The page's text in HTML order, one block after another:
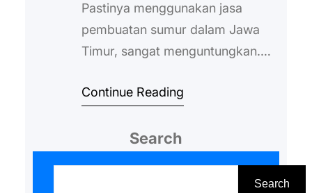
Pastinya menggunakan jasa
pembuatan sumur dalam Jawa
Timur, sangat menguntungkan.
memperoleh sumber air secara
sumur secara lebih dalam. Sudah
Keuntungan pertama ketika Anda
Continue Reading
Search
Search